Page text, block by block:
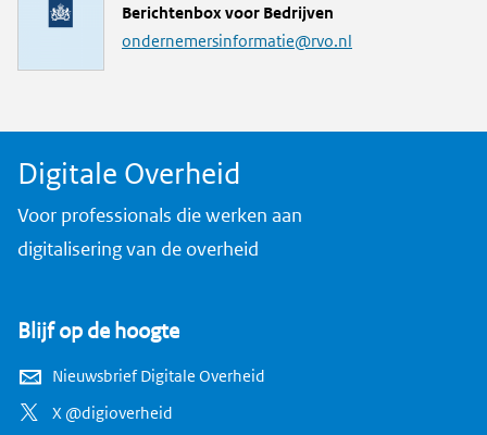
M
a
r
e
Berichtenbox voor Bedrijven
ondernemersinformatie@rvo.nl
Digitale Overheid
Voor professionals die werken aan
digitalisering van de overheid
Blijf op de hoogte
Nieuwsbrief Digitale Overheid
X @digioverheid